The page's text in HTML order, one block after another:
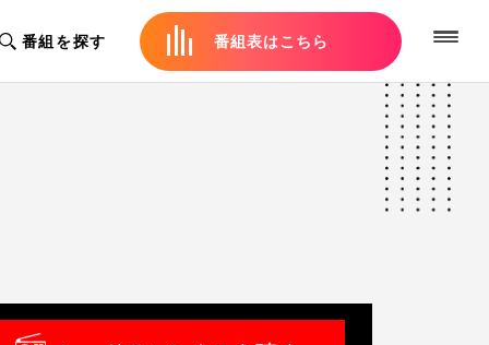
番組を探す 番組表はこちら